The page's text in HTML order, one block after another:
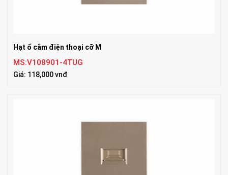
Hạt ổ cắm điện thoại cỡ M
MS:V108901-4TUG
Giá: 118,000 vnđ